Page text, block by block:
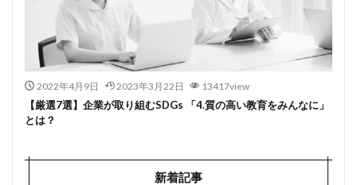
2022年4月9日 2023年3月22日 13417view
【厳選7選】企業が取り組むSDGs 「4.質の高い教育をみんなに」
とは？
新着記事